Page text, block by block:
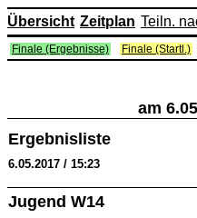
Übersicht Zeitplan Teiln.
Finale (Ergebnisse) Finale (Startl.)
am
Ergebnisliste
6.05.2017 / 15:23
Jugend W14